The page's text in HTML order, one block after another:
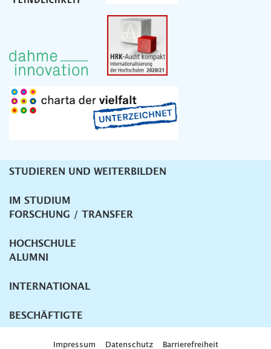
Unternavigation
STUDIEREN UND WEITERBILDEN
IM STUDIUM
FORSCHUNG / TRANSFER
HOCHSCHULE
ALUMNI
INTERNATIONAL
BESCHÄFTIGTE
Impressum Datenschutz Barrierefreiheit